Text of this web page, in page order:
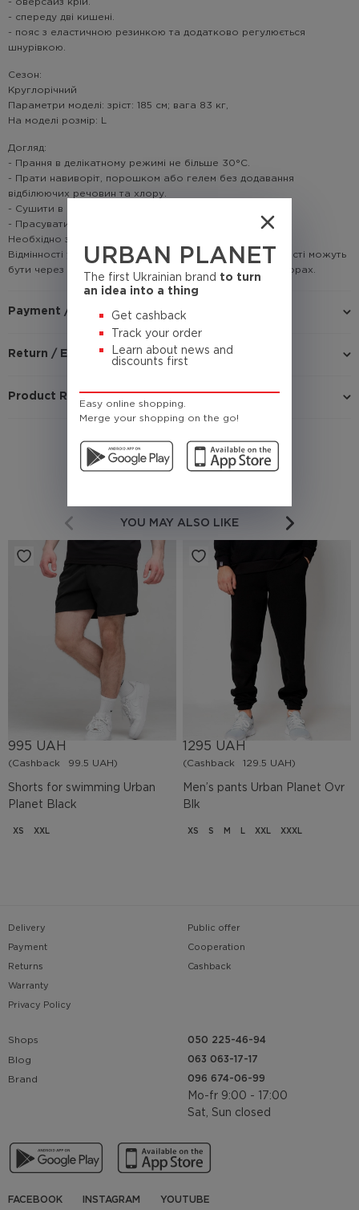
URBAN PLANET
The first Ukrainian brand to turn
an idea into a thing
Get cashback
Track your order
Learn about news and
discounts first
Easy online shopping.
Merge your shopping on the go!
- оверсайз крій.
- спереду дві кишені.
- пояс з еластичною резинкою та додатково регулюється
шнурівкою.
Сезон:
Круглорічний
Параметри моделі: зріст: 185 см; вага 83 кг,
На моделі розмір: L
Догляд:
- Прання в делікатному режимі не більше 30°C.
- Прати навиворіт, порошком або гелем без додавання
відбілюючих речовин та хлору.
- Сушити в підвішеному стані.
- Прасувати звичайною або паровою праскою.
Необхідно знати!
Відмінності у кольорі товару на зображенні і в реальності можуть
бути через недосконале відтворення графіки на моніторах.
Payment / Delivery
Return / Exchange
Product Reviews
YOU MAY ALSO LIKE
Shorts for swimming Urban
Planet Black
995 UAH
(Cashback 99.5 UAH)
XS XXL
Men’s pants Urban Planet Ovr
Blk
1295 UAH
(Cashback 129.5 UAH)
XS S M L XXL XXXL
Delivery
Payment
Returns
Warranty
Privacy Policy
Public offer
Cooperation
Cashback
Shops
Blog
Brand
050 225-46-94
063 063-17-17
096 674-06-99
Mo-fr 9:00 - 17:00
Sat, Sun closed
FACEBOOK INSTAGRAM YOUTUBE